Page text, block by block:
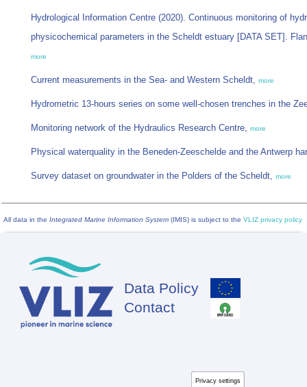
Hydrological Information Centre (2020). Continuous monitoring of
physicochemical parameters in the Scheldt estuary [DATA SET].
more
Current measurements in the Sea- and Western Scheldt, more
Hydrometric 13-hours series on some well-chosen trenches in the
Monitoring network of the Hydraulics Research Centre, more
Physical waterquality in the Beneden-Zeeschelde and the Antwerp
Survey dataset on groundwater in the Polders of the Scheldt, more
All data in the Integrated Marine Information System (IMIS) is subject to the VLIZ privacy policy
Footer
Data Policy
Contact
Privacy settings